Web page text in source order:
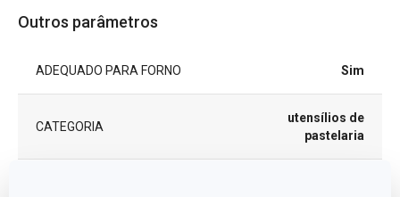
Outros parâmetros
ADEQUADO PARA FORNO Sim
CATEGORIA
utensílios de
pastelaria